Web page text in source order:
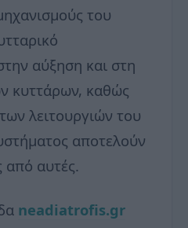
του
αύξηση και στη
κυττάρων, καθώς
λειτουργιών του
αποτελούν
από αυτές.
neadiatrofis.gr